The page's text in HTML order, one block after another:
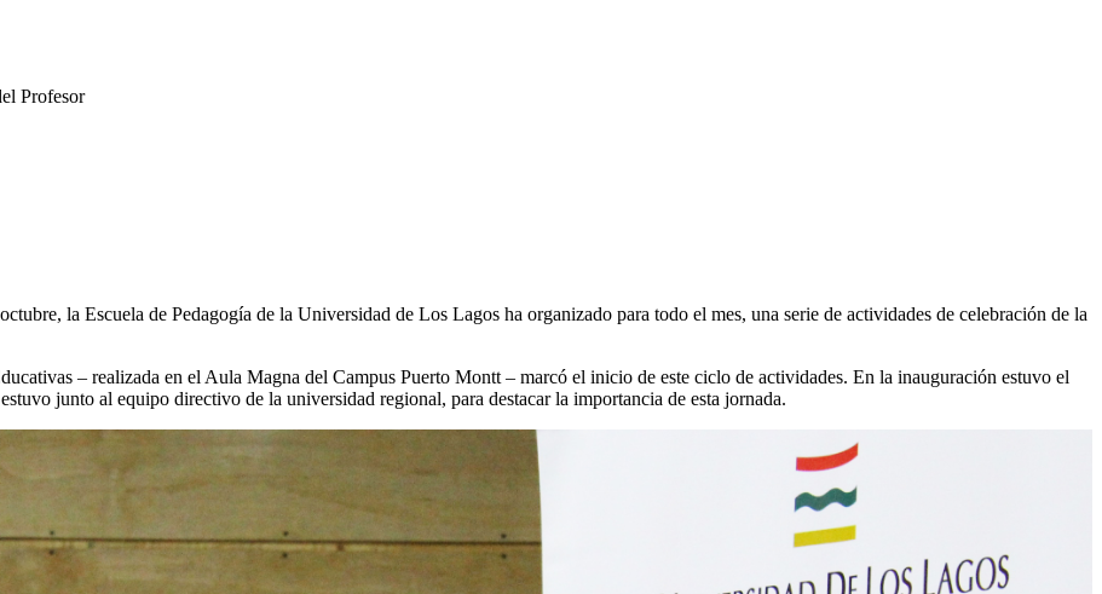
Profesor
la Escuela de Pedagogía de la Universidad de Los Lagos ha organizado para todo el mes, una serie de actividades de celebración de la
– realizada en el Aula Magna del Campus Puerto Montt – marcó el inicio de este ciclo de actividades. En la inauguración estuvo el
junto al equipo directivo de la universidad regional, para destacar la importancia de esta jornada.